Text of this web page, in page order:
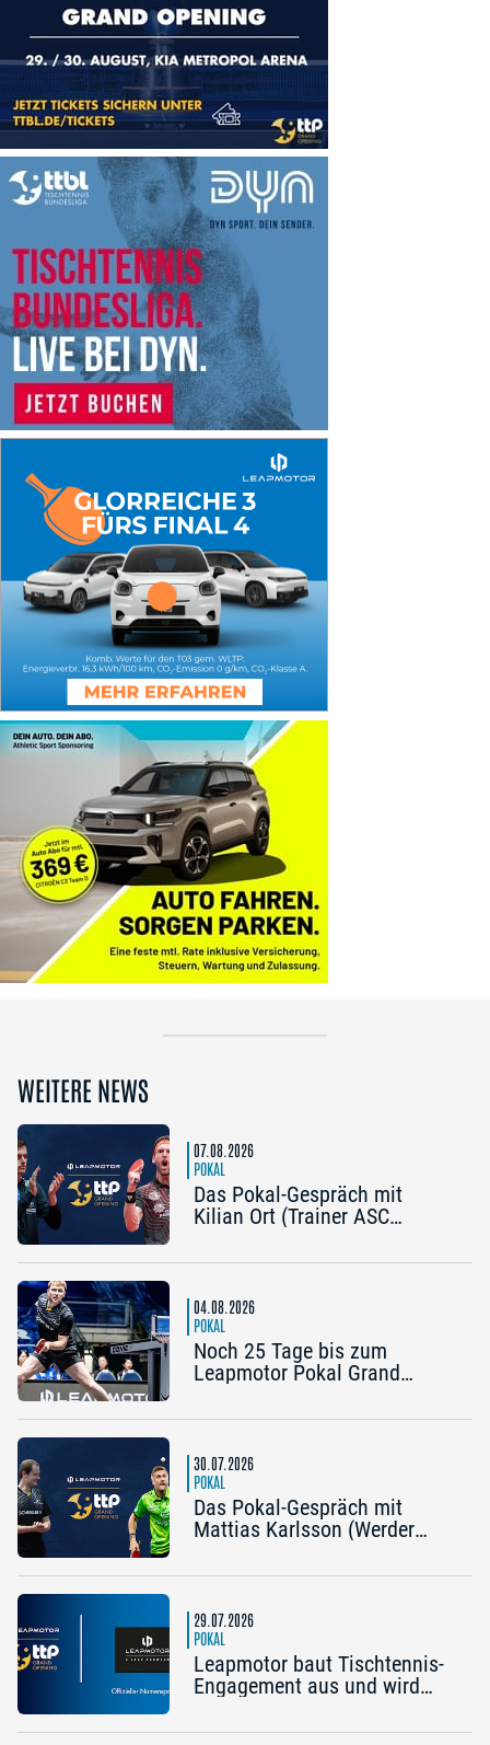
WEITERE NEWS
07.08.2026
POKAL
Das Pokal-Gespräch mit
Kilian Ort (Trainer ASC
Mengel (Post SV
wäre noch einmal schön“
04.08.2026
POKAL
Noch 25 Tage bis zum
Leapmotor Pokal Grand
Tickets zum Preis von zwei
30.07.2026
POKAL
Das Pokal-Gespräch mit
Mattias Karlsson (Werder
(Trainer TTC Schwalbe
die frühe Chance auf etwas
Besonderes“
29.07.2026
POKAL
Leapmotor baut Tischtennis-
Engagement aus und wird
Grand Opening 2026 in